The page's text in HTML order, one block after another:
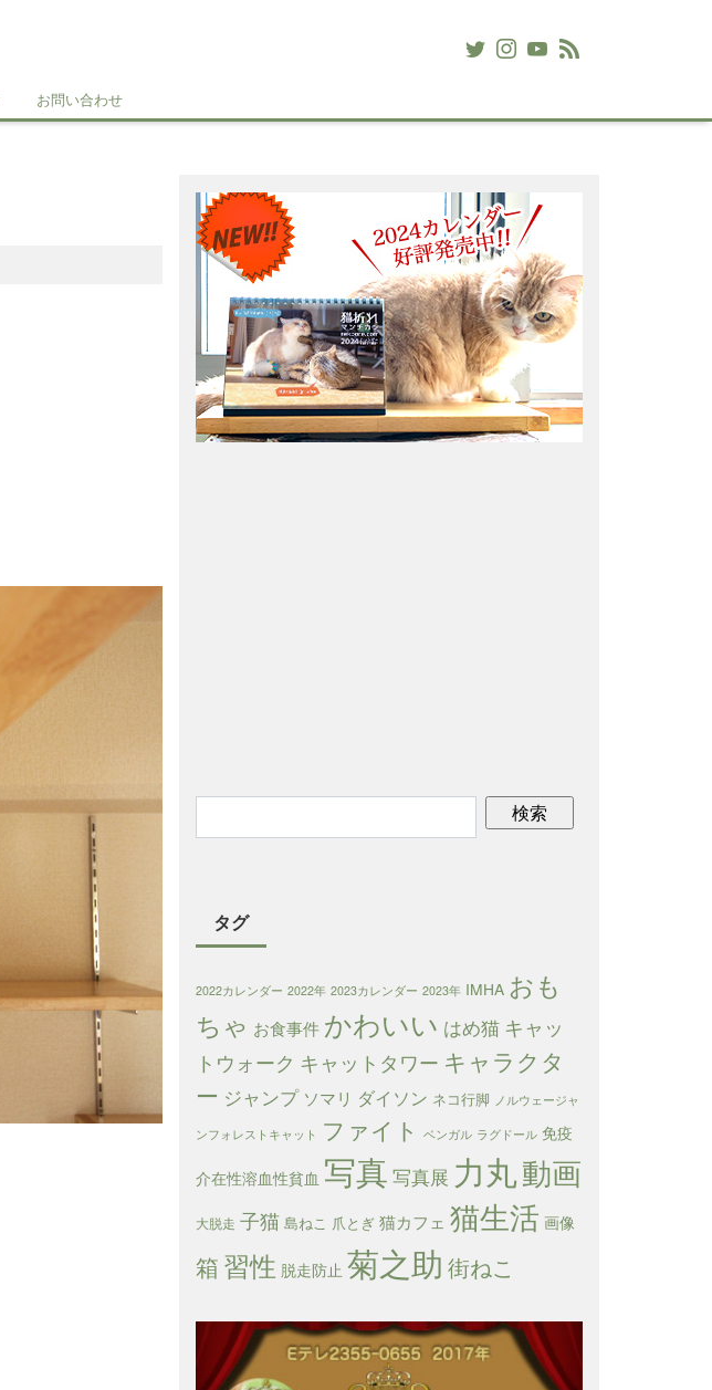
お問い合わせ
タグ
2022カレンダー 2022年 2023カレンダー 2023年 IMHA おも
ちゃ お食事件 かわいい はめ猫 キャッ
トウォーク キャットタワー キャラクタ
ー ジャンプ ソマリ ダイソン ネコ行脚 ノルウェージャ
ンフォレストキャット ファイト ベンガル ラグドール 免疫
介在性溶血性貧血 写真 写真展 力丸動画
大脱走 子猫 島ねこ 爪とぎ 猫カフェ 猫生活 画像
箱 習性 脱走防止 菊之助 街ねこ